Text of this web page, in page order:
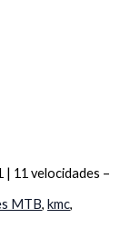
| 11 velocidades –
MTB, kmc,